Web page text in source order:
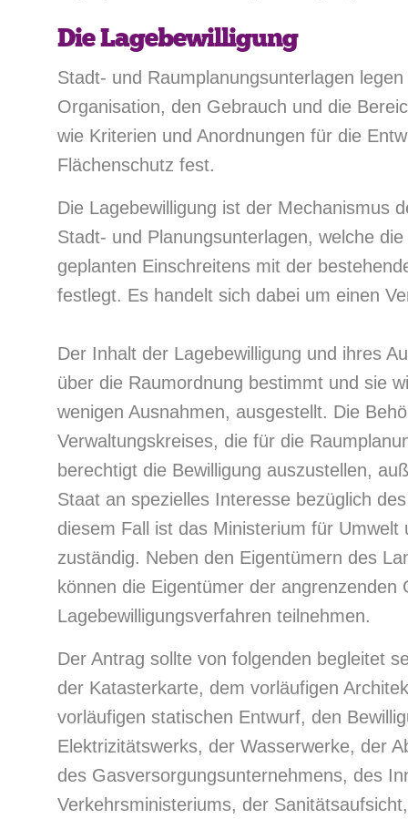
Die Lagebewilligung
Stadt- und Raumplanungsunterlagen
Organisation, den Gebrauch und die
wie Kriterien und Anordnungen für die
Flächenschutz fest.
Die Lagebewilligung ist der Mechanismus
Stadt- und Planungsunterlagen, welche
geplanten Einschreitens mit der
festlegt. Es handelt sich dabei um einen
Der Inhalt der Lagebewilligung und ihres
über die Raumordnung bestimmt und sie
wenigen Ausnahmen, ausgestellt. Die
Verwaltungskreises, die für die
berechtigt die Bewilligung auszustellen,
Staat an spezielles Interesse bezüglich
diesem Fall ist das Ministerium für Umwelt
zuständig. Neben den Eigentümern des
können die Eigentümer der angrenzenden
Lagebewilligungsverfahren teilnehmen.
Der Antrag sollte von folgenden begleitet
der Katasterkarte, dem vorläufigen
vorläufigen statischen Entwurf, den
Elektrizitätswerks, der Wasserwerke, der
des Gasversorgungsunternehmens, des
Verkehrsministeriums, der